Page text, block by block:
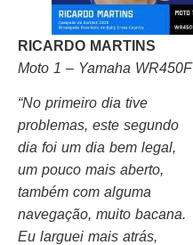
RICARDO MARTINS
Moto 1 – Yamaha WR450F
“No primeiro dia tive
problemas, este segundo
dia foi um dia bem legal,
um pouco mais aberto,
também com alguma
navegação, muito bacana.
Eu larguei mais atrás,